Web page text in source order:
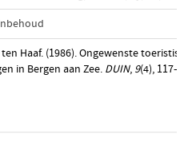
ten Haaf. (1986). Ongewenste
in Bergen aan Zee. DUIN, 9(4),